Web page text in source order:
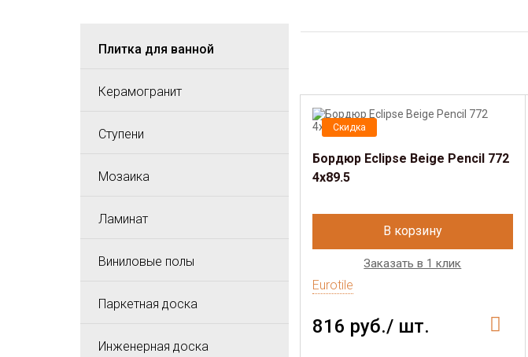
Плитка для ванной
Керамогранит
Ступени
Мозаика
Ламинат
Виниловые полы
Паркетная доска
Инженерная доска
Скидка
Бордюр Eclipse Beige Pencil 772
4х89.5
В корзину
Заказать в 1 клик
Eurotile
816 руб./ шт.